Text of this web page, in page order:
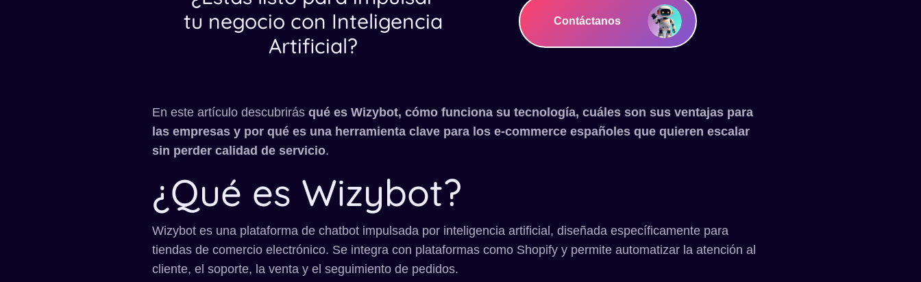
tu negocio con Inteligencia
Artificial?
Contáctanos
En este artículo descubrirás qué es Wizybot, cómo funciona su tecnología, cuáles son sus ventajas para
las empresas y por qué es una herramienta clave para los e-commerce españoles que quieren escalar
sin perder calidad de servicio.
¿Qué es Wizybot?
Wizybot es una plataforma de chatbot impulsada por inteligencia artificial, diseñada específicamente para
tiendas de comercio electrónico. Se integra con plataformas como Shopify y permite automatizar la atención al
cliente, el soporte, la venta y el seguimiento de pedidos.